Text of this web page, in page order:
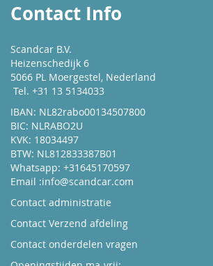
Contact Info
Scandcar B.V.
Heizenschedijk 6
5066 PL Moergestel, Nederland
Tel. +31 13 5134033
IBAN: NL82rabo00134507800
BIC: NLRABO2U
KVK: 18034497
BTW: NL812833387B01
Whatsapp: +31645170597
Email :info@scandcar.com
Contact administratie
Contact Verzend afdeling
Contact onderdelen vragen